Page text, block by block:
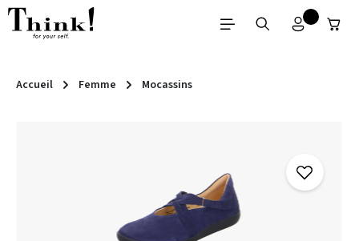
Passer au contenu principal
Accueil Femme Mocassins